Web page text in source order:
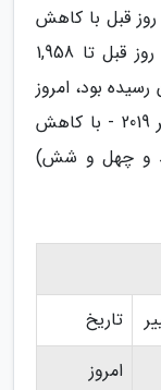
روز قبل با کاهش
قیمت روبرو شد، بطوری که لیر ترکیه که روز قبل تا 1,958
بود، امروز
- دوشنبه 22 مهر 1398 مصادف با 14 اکتبر 2019 - با کاهش
و نهصد و چهل و شش)
تاریخ
امروز